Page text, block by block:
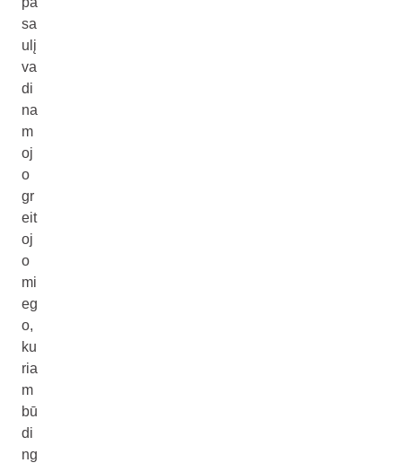
sa
ulį
va
di
na
m
oj
o
gr
eit
oj
o
mi
eg
o,
ku
ria
m
bū
di
ng